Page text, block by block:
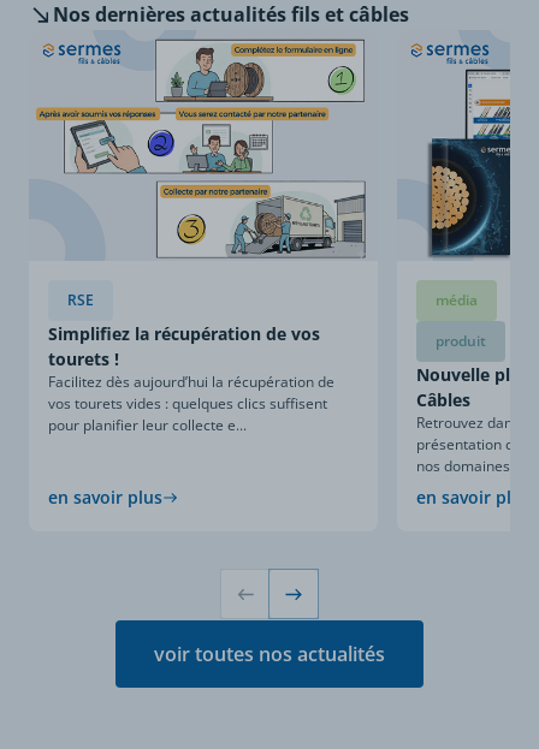
Nos dernièresactualités fils et câbles
RSE
Simplifiez la récupération de vos
tourets !
Facilitez dès aujourd’hui la récupération de
vos tourets vides : quelques clics suffisent
pour planifier leur collecte e...
en savoir plus
média
produit
Nouvelle
Câbles
Retrouvez dans
présentation
nos domaines
en savoir plus
voir toutes nos actualités